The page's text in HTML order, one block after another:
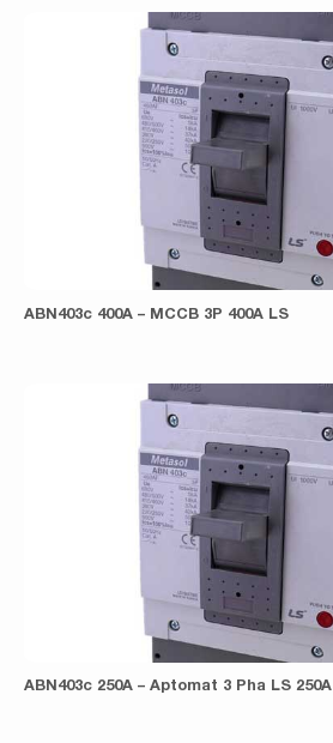
ABN403c 400A – MCCB 3P 400A LS
ABN403c 250A – Aptomat 3 Pha LS 250A